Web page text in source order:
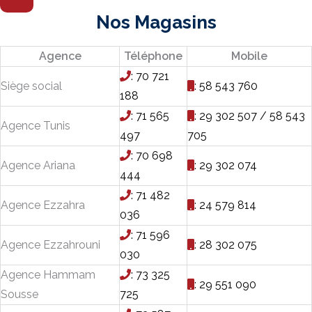
Nos Magasins
Agence Téléphone Mobile
Siège social
: 70 721
188
: 58 543 760
Agence Tunis
: 71 565
497
: 29 302 507 / 58 543
705
Agence Ariana
: 70 698
444
: 29 302 074
Agence Ezzahra
: 71 482
036
: 24 579 814
Agence Ezzahrouni
: 71 596
030
: 28 302 075
Agence Hammam
Sousse
: 73 325
725
: 29 551 090